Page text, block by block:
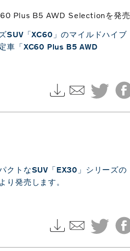
Plus B5 AWD Selectionを発売
SUV「XC60」のマイルドハイブ
車「XC60 Plus B5 AWD
クトなSUV「EX30」シリーズの
り発売します。